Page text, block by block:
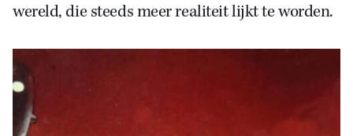
wereld, die steeds meer realiteit lijkt te worden.